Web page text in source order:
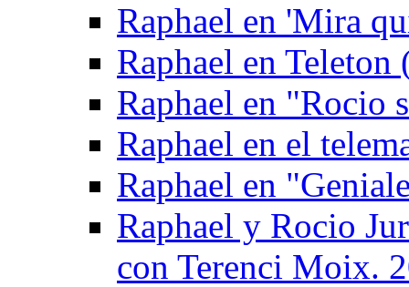
Raphael en 'Mira
Raphael en
Raphael en "Rocio
Raphael en el
Raphael en
Raphael y Rocio
con Terenci Moix.